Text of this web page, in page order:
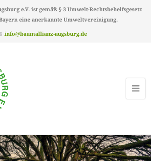
e.V. ist gemäß § 3 Umwelt-Rechtsbehelfsgesetz
eine anerkannte Umweltvereinigung.
info@baumallianz-augsburg.de